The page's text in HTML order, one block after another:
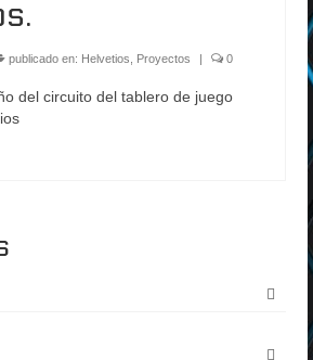
publicado en: Helvetios, Proyectos 0
del circuito del tablero de juego